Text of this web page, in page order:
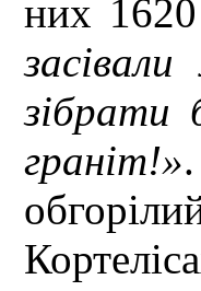
них
зібрати
граніт!»